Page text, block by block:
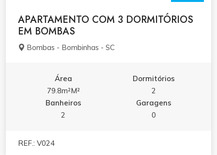
APARTAMENTO COM 3 DORMITÓRIOS
EM BOMBAS
Bombas - Bombinhas - SC
Área
79.8m²M²
Dormitórios
2
Banheiros
2
Garagens
0
REF.: V024